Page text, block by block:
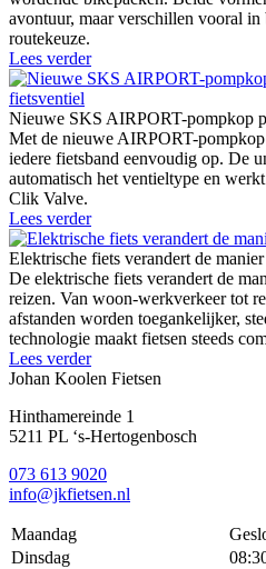
avontuur, maar verschillen vooral in
routekeuze.
Lees verder
Nieuwe SKS AIRPORT-pompkop
Met de nieuwe AIRPORT-
iedere fietsband eenvoudig op. De
automatisch het ventieltype en
Clik Valve.
Lees verder
Elektrische fiets verandert de
De elektrische fiets verandert de
reizen. Van woon-werkverkeer tot
afstanden worden toegankelijker,
technologie maakt fietsen steeds
Lees verder
Johan Koolen Fietsen
Hinthamereinde 1
5211 PL ‘s-Hertogenbosch
073 613 9020
info@jkfietsen.nl
Maandag
Dinsdag